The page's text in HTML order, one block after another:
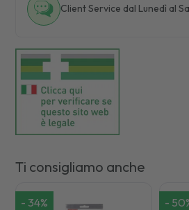
Client Service dal Lunedì al
Ti consigliamo anche
- 34% - 50